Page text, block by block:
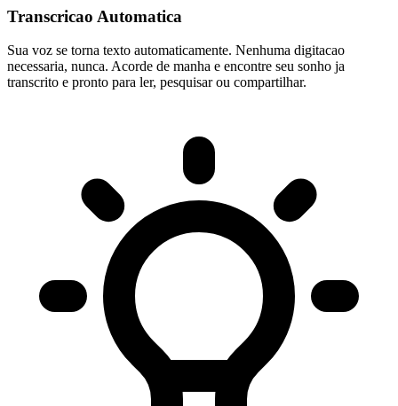
Transcricao Automatica
Sua voz se torna texto automaticamente. Nenhuma digitacao
necessaria, nunca. Acorde de manha e encontre seu sonho ja
transcrito e pronto para ler, pesquisar ou compartilhar.